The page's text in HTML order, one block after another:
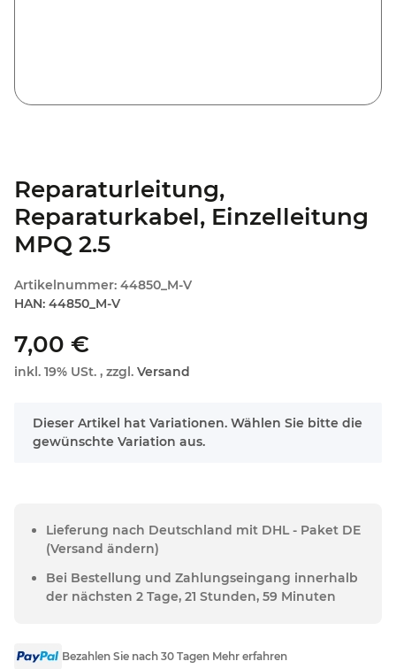
Reparaturleitung,
Reparaturkabel, Einzelleitung
MPQ 2.5
Artikelnummer: 44850_M-V
HAN: 44850_M-V
7,00 €
inkl. 19% USt. , zzgl. Versand
x
Dieser Artikel hat Variationen. Wählen Sie bitte die
gewünschte Variation aus.
Lieferung nach Deutschland mit DHL - Paket DE
(Versand ändern)
Bei Bestellung und Zahlungseingang innerhalb
der nächsten 2 Tage, 21 Stunden, 59 Minuten
Bezahlen Sie nach 30 Tagen Mehr erfahren